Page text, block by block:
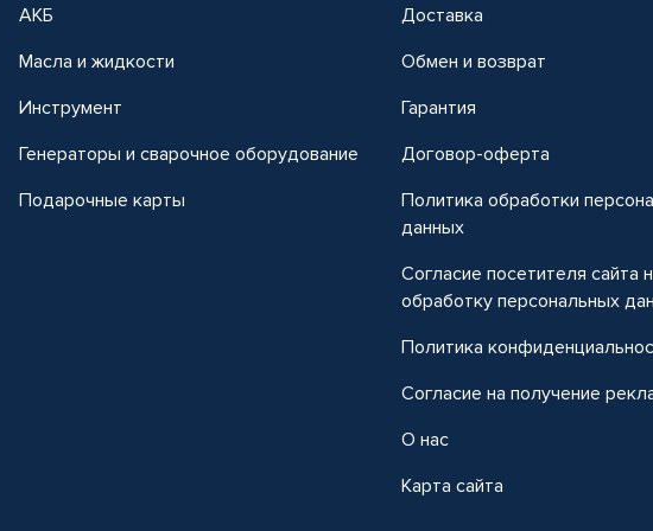
АКБ
Масла и жидкости
Инструмент
Генераторы и сварочное оборудование
Подарочные карты
Доставка
Обмен и возврат
Гарантия
Договор-оферта
Политика обработки
данных
Согласие посетителя сайта
обработку персональных
Политика
Согласие на получение
О нас
Карта сайта